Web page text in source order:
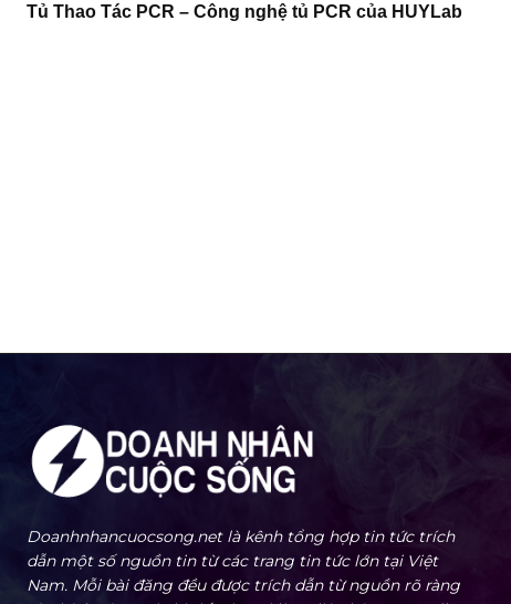
Tủ Thao Tác PCR – Công nghệ tủ PCR của HUYLab
Doanhnhancuocsong.net là kênh tổng hợp tin tức trích
dẫn một số nguồn tin từ các trang tin tức lớn tại Việt
Nam. Mỗi bài đăng đều được trích dẫn từ nguồn rõ ràng